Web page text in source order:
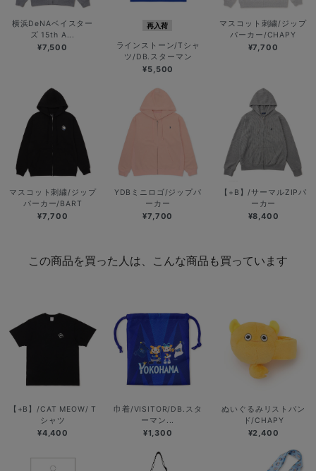
横浜DeNAベイスター
ズ 15th A...
¥7,500
再入荷
ラインストーン/Tシャ
ツ/DB.スターマン
¥5,500
マスコット刺繍/ジップ
パーカー/CHAPY
¥7,700
マスコット刺繍/ジップ
パーカー/BART
¥7,700
YDBミニロゴ/ジップパ
ーカー
¥7,700
【+B】/サーマルZIPパ
ーカー
¥8,400
この商品を買った人は、こんな商品も買っています
【+B】/CAT MEOW/ T
シャツ
¥4,400
巾着/VISITOR/DB.スタ
ーマン...
¥1,300
ぬいぐるみリストバン
ド/CHAPY
¥2,400